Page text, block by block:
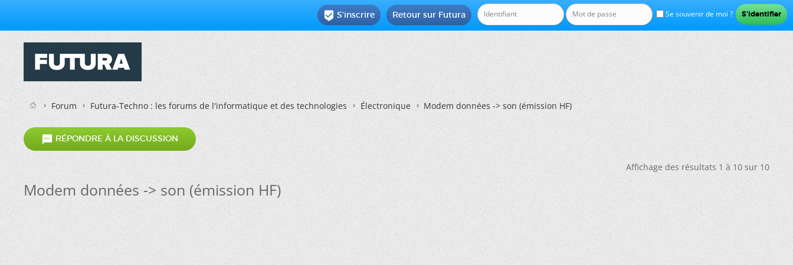
Se souvenir de moi ?
Retour sur Futura
 S'inscrire
Forum Futura-Techno : les forums de l'informatique et des technologies Électronique Modem données -> son (émission HF)
 RÉPONDRE À LA DISCUSSION
Affichage des résultats 1 à 10 sur 10
Modem données -> son (émission HF)